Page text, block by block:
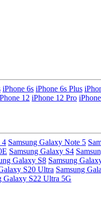
iPhone 6s iPhone 6s Plus
12 iPhone 12 Pro
4 Samsung Galaxy Note 5
Samsung Galaxy S4
Galaxy S8 Samsung
S20 Ultra Samsung
Galaxy S22 Ultra 5G